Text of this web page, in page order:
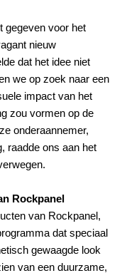
gegeven voor het
nieuw
dat het idee niet
we op zoek naar een
impact van het
zou vormen op de
onderaannemer,
raadde ons aan het
Rockpanel
van Rockpanel,
dat speciaal
gewaagde look
van een duurzame,